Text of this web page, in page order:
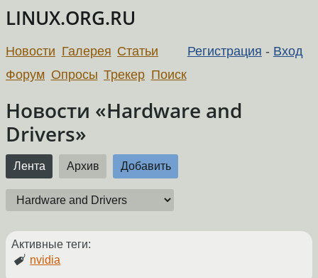
LINUX.ORG.RU
Регистрация - Вход
Новости Галерея Статьи
Форум Опросы Трекер Поиск
Новости «Hardware and
Drivers»
Лента Архив Добавить
Активные теги:
nvidia